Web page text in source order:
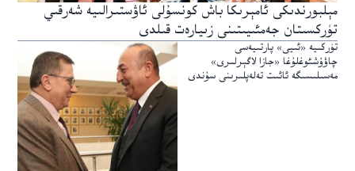
مېلبورندىكى ئامېرىكا باش كونسۇلى ئاۋستىرالىيە شەرقىي
تۈركسىتان جەمئىيىتىنى زىيارەت قىلدى
تۈركىيە «ئىيى» پارتىيەسى
چاۋۇشئوغلۇغا «جازا لاگېرلىرى»
مەسىلىسىگە ئائىت تەلەپلىرىنى سۇندى